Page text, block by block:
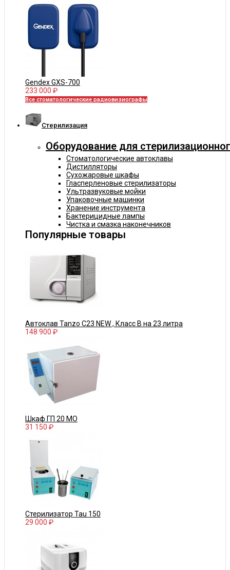
Gendex GXS-700
233 000 ₽
Все стоматологические радиовизиографы
Cтерилизация
Оборудование для
Стоматологические автоклавы
Дистилляторы
Сухожаровые шкафы
Гласперленовые стерилизаторы
Ультразвуковые мойки
Упаковочные машинки
Хранение инструмента
Бактерицидные лампы
Чистка и смазка наконечников
Популярные товары
Автоклав Tanzo C23 NEW , Класс В на 23 литра
148 900 ₽
Шкаф ГП 20 МО
31 150 ₽
Стерилизатор Tau 150
29 000 ₽